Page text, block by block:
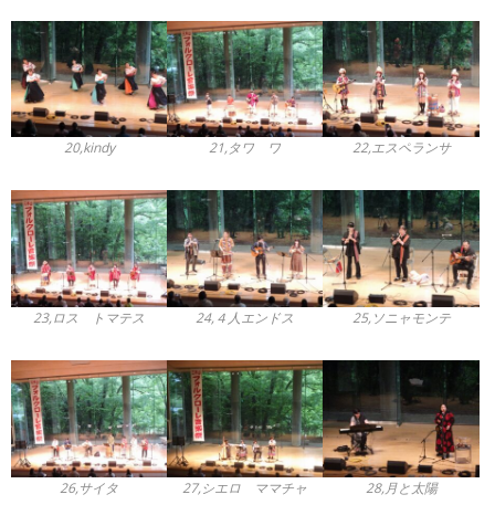
20,kindy 21,タワ ワ 22,エスペランサ
23,ロス トマテス 24,４人エンドス 25,ソニャモンテ
26,サイタ 27,シエロ ママチャ 28,月と太陽